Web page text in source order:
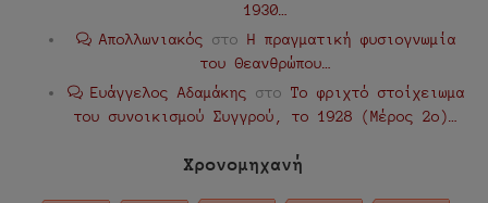
1930…
Απολλωνιακός στο Η πραγματική φυσιογνωμία
του Θεανθρώπου…
Ευάγγελος Αδαμάκης στο Το φριχτό στοίχειωμα
του συνοικισμού Συγγρού, το 1928 (Μέρος 2ο)…
Χρονομηχανή